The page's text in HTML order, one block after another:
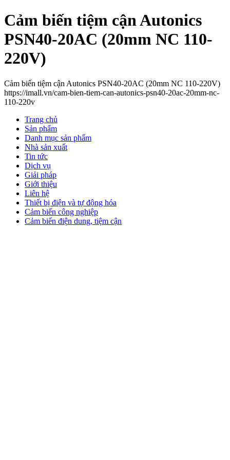
Cảm biến tiệm cận Autonics
PSN40-20AC (20mm NC 110-
220V)
Cảm biến tiệm cận Autonics PSN40-20AC (20mm NC 110-220V)
https://imall.vn/cam-bien-tiem-can-autonics-psn40-20ac-20mm-nc-
110-220v
Trang chủ
Sản phẩm
Danh mục sản phẩm
Nhà sản xuất
Tin tức
Dịch vụ
Giải pháp
Giới thiệu
Liên hệ
Thiết bị điện và tự động hóa
Cảm biến công nghiệp
Cảm biến điện dung, tiệm cận